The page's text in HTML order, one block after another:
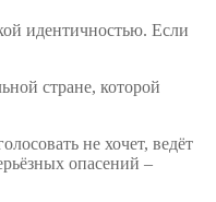
идентичностью. Если
стране, которой
не хочет, ведёт
опасений –